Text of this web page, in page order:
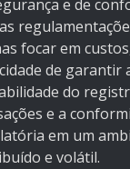
e de
focar em
de garantir
do
e a
em um
e volátil.